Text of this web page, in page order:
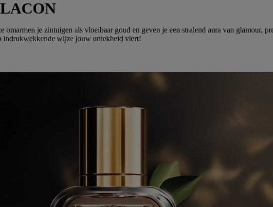
je zintuigen als vloeibaar goud en geven je een stralend aura van glamour,
indrukwekkende wijze jouw uniekheid viert!